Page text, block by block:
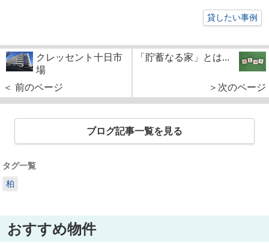
貸したい事例
クレッセント十日市
場
＜ 前のページ
「貯蓄なる家」とは...
＞次のページ
ブログ記事一覧を見る
タグ一覧
柏
おすすめ物件